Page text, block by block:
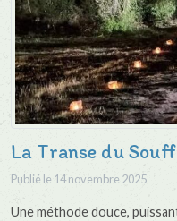
La Transe du
Publié le 14 novembre 2025
Une méthode douce,